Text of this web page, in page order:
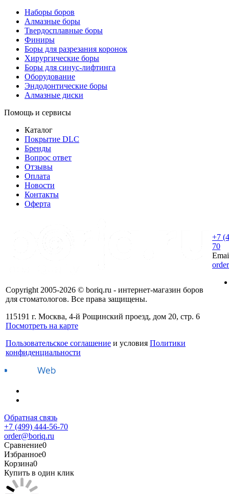
Наборы боров
Алмазные боры
Твердосплавные боры
Финиры
Боры для разрезания коронок
Хирургические боры
Боры для синус-лифтинга
Оборудование
Эндодонтические боры
Алмазные диски
Помощь и сервисы
Каталог
Покрытие DLC
Бренды
Вопрос ответ
Отзывы
Оплата
Новости
Контакты
Оферта
Copyright 2005-2026 © boriq.ru - интернет-магазин боров
для стоматологов. Все права защищены.
115191 г. Москва, 4-й Рощинский проезд, дом 20, стр. 6
Посмотреть на карте
Пользовательское соглашение и условия Политики
конфиденциальности
+7
70
Обратная связь
+7 (499) 444-56-70
order@boriq.ru
Сравнение0
Избранное0
Корзина0
Купить в один клик